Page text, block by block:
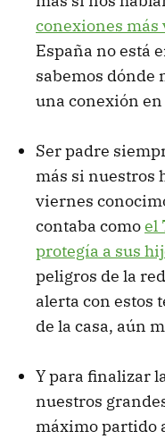
conexiones más
España no está
sabemos dónde
una conexión
Ser padre
más si nuestros
viernes
contaba comoel
protegía a sus
peligros de la
alerta con estos
de la casa, aún
Y para finalizar
nuestros
máximo partido